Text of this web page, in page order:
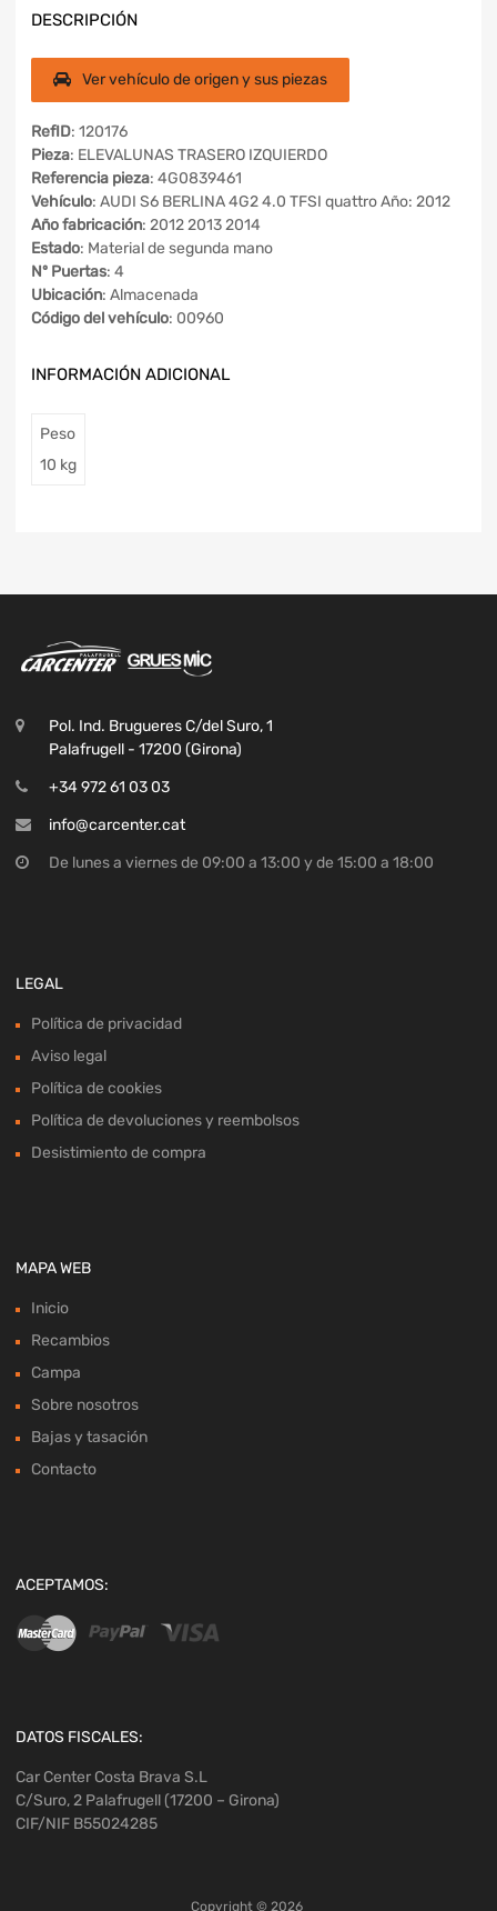
DESCRIPCIÓN
Ver vehículo de origen y sus piezas
RefID: 120176
Pieza: ELEVALUNAS TRASERO IZQUIERDO
Referencia pieza: 4G0839461
Vehículo: AUDI S6 BERLINA 4G2 4.0 TFSI quattro Año: 2012
Año fabricación: 2012 2013 2014
Estado: Material de segunda mano
Nº Puertas: 4
Ubicación: Almacenada
Código del vehículo: 00960
INFORMACIÓN ADICIONAL
Peso
10 kg
Pol. Ind. Brugueres C/del Suro, 1
Palafrugell - 17200 (Girona)
+34 972 61 03 03
info@carcenter.cat
De lunes a viernes de 09:00 a 13:00 y de 15:00 a 18:00
LEGAL
Política de privacidad
Aviso legal
Política de cookies
Política de devoluciones y reembolsos
Desistimiento de compra
MAPA WEB
Inicio
Recambios
Campa
Sobre nosotros
Bajas y tasación
Contacto
ACEPTAMOS:
DATOS FISCALES:
Car Center Costa Brava S.L
C/Suro, 2 Palafrugell (17200 – Girona)
CIF/NIF B55024285
Copyright © 2026